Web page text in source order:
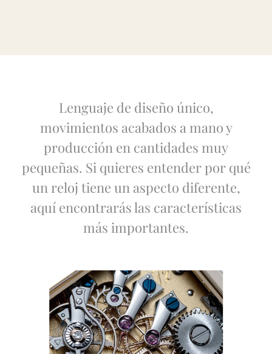
Lenguaje de diseño único,
movimientos acabados a mano y
producción en cantidades muy
pequeñas. Si quieres entender por qué
un reloj tiene un aspecto diferente,
aquí encontrarás las características
más importantes.